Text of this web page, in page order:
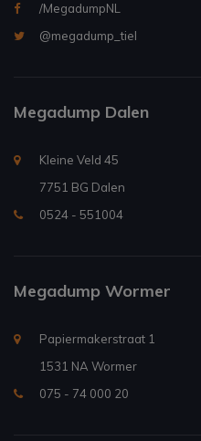
/MegadumpNL
@megadump_tiel
Megadump Dalen
Kleine Veld 45
7751 BG Dalen
0524 - 551004
Megadump Wormer
Papiermakerstraat 1
1531 NA Wormer
075 - 74 000 20